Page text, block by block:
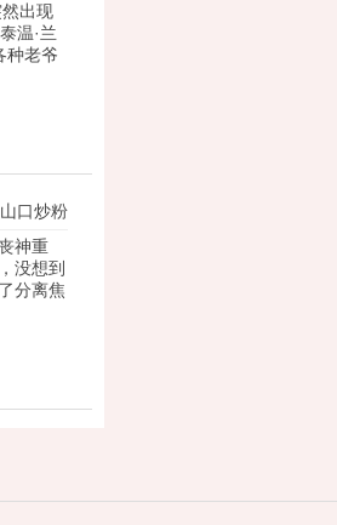
出现
温·兰
老爷
口炒粉
神重
没想到
分离焦